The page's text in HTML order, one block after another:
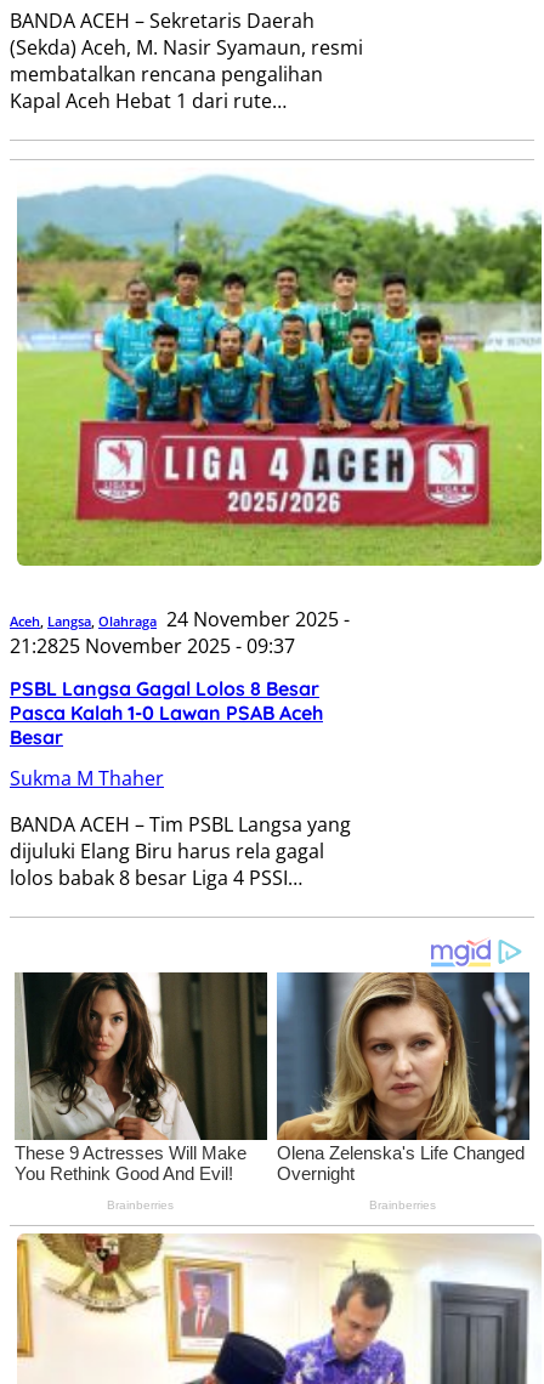
BANDA ACEH – Sekretaris Daerah
(Sekda) Aceh, M. Nasir Syamaun, resmi
membatalkan rencana pengalihan
Kapal Aceh Hebat 1 dari rute…
Aceh, Langsa, Olahraga 24 November 2025 -
21:2825 November 2025 - 09:37
PSBL Langsa Gagal Lolos 8 Besar
Pasca Kalah 1-0 Lawan PSAB Aceh
Besar
Sukma M Thaher
BANDA ACEH – Tim PSBL Langsa yang
dijuluki Elang Biru harus rela gagal
lolos babak 8 besar Liga 4 PSSI…